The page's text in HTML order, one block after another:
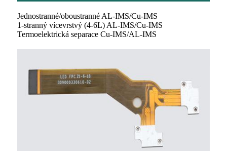
Jednostranné/oboustranné AL-IMS/Cu-IMS
1-stranný vícevrstvý (4-6L) AL-IMS/Cu-IMS
Termoelektrická separace Cu-IMS/AL-IMS